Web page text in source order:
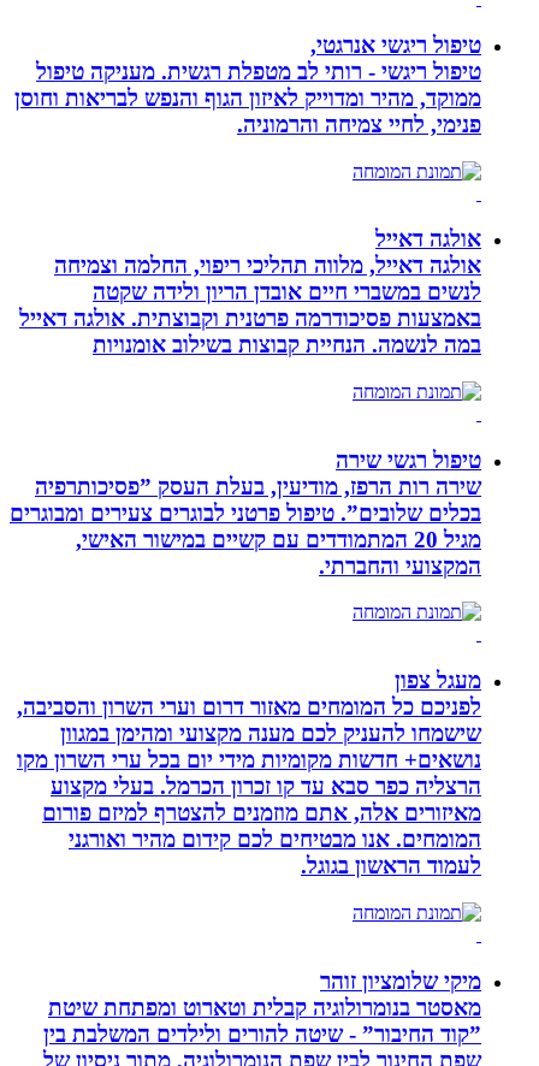
טיפול ריגשי אנרגטי,
טיפול ריגשי - רותי לב מטפלת רגשית. מעניקה טיפול
ממוקד, מהיר ומדוייק לאיזון הגוף והנפש לבריאות וחוסן
פנימי, לחיי צמיחה והרמוניה.
אולגה דאייל
אולגה דאייל, מלווה תהליכי ריפוי, החלמה וצמיחה
לנשים במשברי חיים אובדן הריון ולידה שקטה
באמצעות פסיכודרמה פרטנית וקבוצתית. אולגה דאייל
במה לנשמה. ‏הנחיית קבוצות בשילוב אומנויות‏
טיפול רגשי שירה
שירה רות הרפז, מודיעין, בעלת העסק ”פסיכותרפיה
בכלים שלובים”. טיפול פרטני לבוגרים צעירים ומבוגרים
מגיל 20 המתמודדים עם קשיים במישור האישי,
המקצועי והחברתי.
מעגל צפון
לפניכם כל המומחים מאזור דרום וערי השרון והסביבה,
שישמחו להעניק לכם מענה מקצועי ומהימן במגוון
נושאים+ חדשות מקומיות מידי יום בכל ערי השרון מקו
הרצליה כפר סבא עד קו זכרון הכרמל. בעלי מקצוע
מאיזורים אלה, אתם מוזמנים להצטרף למיזם פורום
המומחים. אנו מבטיחים לכם קידום מהיר ואורגני
לעמוד הראשון בגוגל.
מיקי שלומציון זוהר
מאסטר בנומרולוגיה קבלית וטארוט ומפתחת שיטת
”קוד החיבור” - שיטה להורים ולילדים המשלבת בין
שפת החינוך לבין שפת הנומרולוגיה, מתוך ניסיון של